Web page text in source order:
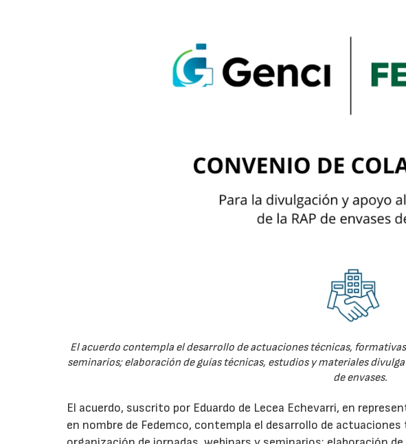
El acuerdo contempla el desarrollo de actuaciones técnicas,
seminarios; elaboración de guías técnicas, estudios y materiales
de envases.
El acuerdo, suscrito por Eduardo de Lecea Echevarri, en
en nombre de Fedemco, contempla el desarrollo de